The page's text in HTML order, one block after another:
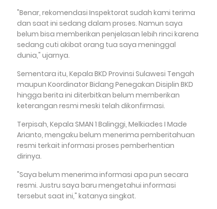
"Benar, rekomendasi Inspektorat sudah kami terima
dan saat ini sedang dalam proses. Namun saya
belum bisa memberikan penjelasan lebih rinci karena
sedang cuti akibat orang tua saya meninggal
dunia," ujarnya.
Sementara itu, Kepala BKD Provinsi Sulawesi Tengah
maupun Koordinator Bidang Penegakan Disiplin BKD
hingga berita ini diterbitkan belum memberikan
keterangan resmi meski telah dikonfirmasi.
Terpisah, Kepala SMAN 1 Balinggi, Melkiades I Made
Arianto, mengaku belum menerima pemberitahuan
resmi terkait informasi proses pemberhentian
dirinya.
"Saya belum menerima informasi apa pun secara
resmi. Justru saya baru mengetahui informasi
tersebut saat ini," katanya singkat.